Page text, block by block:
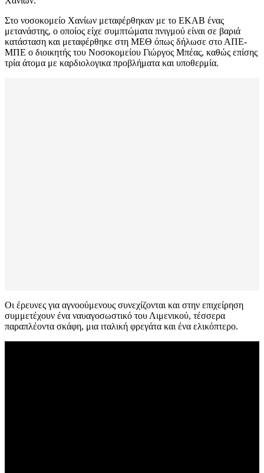
Στο νοσοκομείο Χανίων μεταφέρθηκαν με το ΕΚΑΒ ένας
μετανάστης, ο οποίος είχε συμπτώματα πνιγμού είναι σε βαριά
κατάσταση και μεταφέρθηκε στη ΜΕΘ όπως δήλωσε στο ΑΠΕ-
ΜΠΕ ο διοικητής του Νοσοκομείου Γιώργος Μπέας, καθώς επίσης
τρία άτομα με καρδιολογικα προβλήματα και υποθερμία.
Οι έρευνες για αγνοούμενους συνεχίζονται και στην επιχείρηση
συμμετέχουν ένα ναυαγοσωστικό του Λιμενικού, τέσσερα
παραπλέοντα σκάφη, μια ιταλική φρεγάτα και ένα ελικόπτερο.